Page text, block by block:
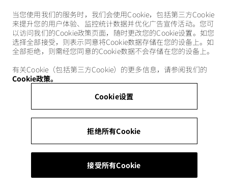
当您使用我们的服务时，我们会使用Cookie，包括第三方Cookie
来提升您的用户体验、监控统计数据并优化广告宣传活动。您可
以访问我们的Cookie政策页面，随时更改您的Cookie设置。如您
选择全部接受，则表示同意将Cookie数据存储在您的设备上。如
全部拒绝，则需经您同意的Cookie数据不会存储在您的设备上。
有关Cookie（包括第三方Cookie）的更多信息，请参阅我们的
Cookie政策。
Cookie设置
拒绝所有Cookie
接受所有Cookie